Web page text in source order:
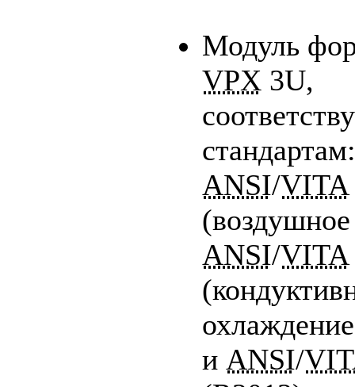
Модуль
VPX 3U,
стандартам:
ANSI/VITA
ANSI/VITA
и ANSI/